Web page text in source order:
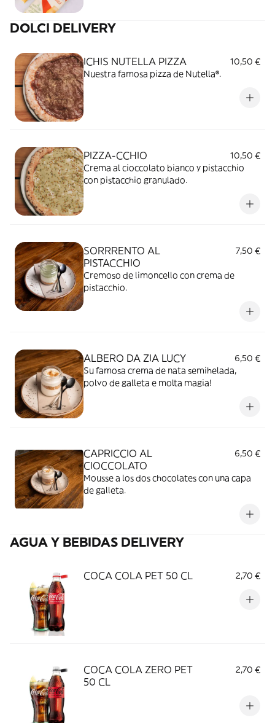
DOLCI DELIVERY
ICHIS NUTELLA PIZZA
10,50 €
Nuestra famosa pizza de Nutella®.
PIZZA-CCHIO
10,50 €
Crema al cioccolato bianco y pistacchio
con pistacchio granulado.
SORRRENTO AL
PISTACCHIO
7,50 €
Cremoso de limoncello con crema de
pistacchio.
ALBERO DA ZIA LUCY
6,50 €
Su famosa crema de nata semihelada,
polvo de galleta e molta magia!
CAPRICCIO AL
CIOCCOLATO
6,50 €
Mousse a los dos chocolates con una capa
de galleta.
AGUA Y BEBIDAS DELIVERY
COCA COLA PET 50 CL 2,70 €
COCA COLA ZERO PET
50 CL
2,70 €